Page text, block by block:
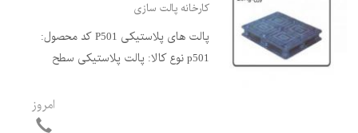
کارخانه پالت سازی
پالت های پلاستیکی P501 کد محصول:
p501 نوع کالا: پالت پلاستیکی سطح
وزن: 20+-%2.5 مقدار تحمل بار:ثابتامروز